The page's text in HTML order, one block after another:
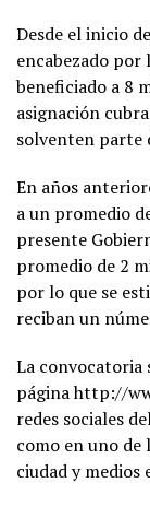
Desde el inicio
encabezado por
beneficiado a 8
asignación
solventen parte
En años
a un promedio
presente
promedio de 2
por lo que se
reciban un
La convocatoria
página http://
redes sociales
como en uno
ciudad y medios